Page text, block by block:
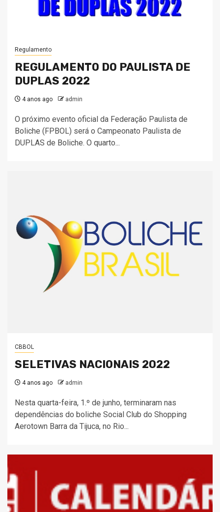
Regulamento
REGULAMENTO DO PAULISTA DE
DUPLAS 2022
4 anos ago admin
O próximo evento oficial da Federação Paulista de
Boliche (FPBOL) será o Campeonato Paulista de
DUPLAS de Boliche. O quarto...
CBBOL
SELETIVAS NACIONAIS 2022
4 anos ago admin
Nesta quarta-feira, 1.º de junho, terminaram nas
dependências do boliche Social Club do Shopping
Aerotown Barra da Tijuca, no Rio...